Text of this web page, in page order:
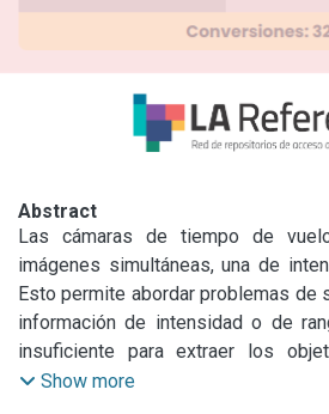
Abstract
Las cámaras de tiempo de
imágenes simultáneas, una de
Esto permite abordar problemas de
información de intensidad o de
insuficiente para extraer los
escena 3D. A su vez, la
Show more